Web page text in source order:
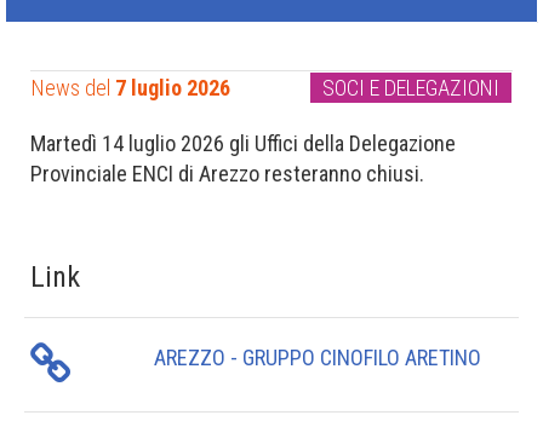
News del 7 luglio 2026 SOCI E DELEGAZIONI
Martedì 14 luglio 2026 gli Uffici della Delegazione
Provinciale ENCI di Arezzo resteranno chiusi.
Link
AREZZO - GRUPPO CINOFILO ARETINO